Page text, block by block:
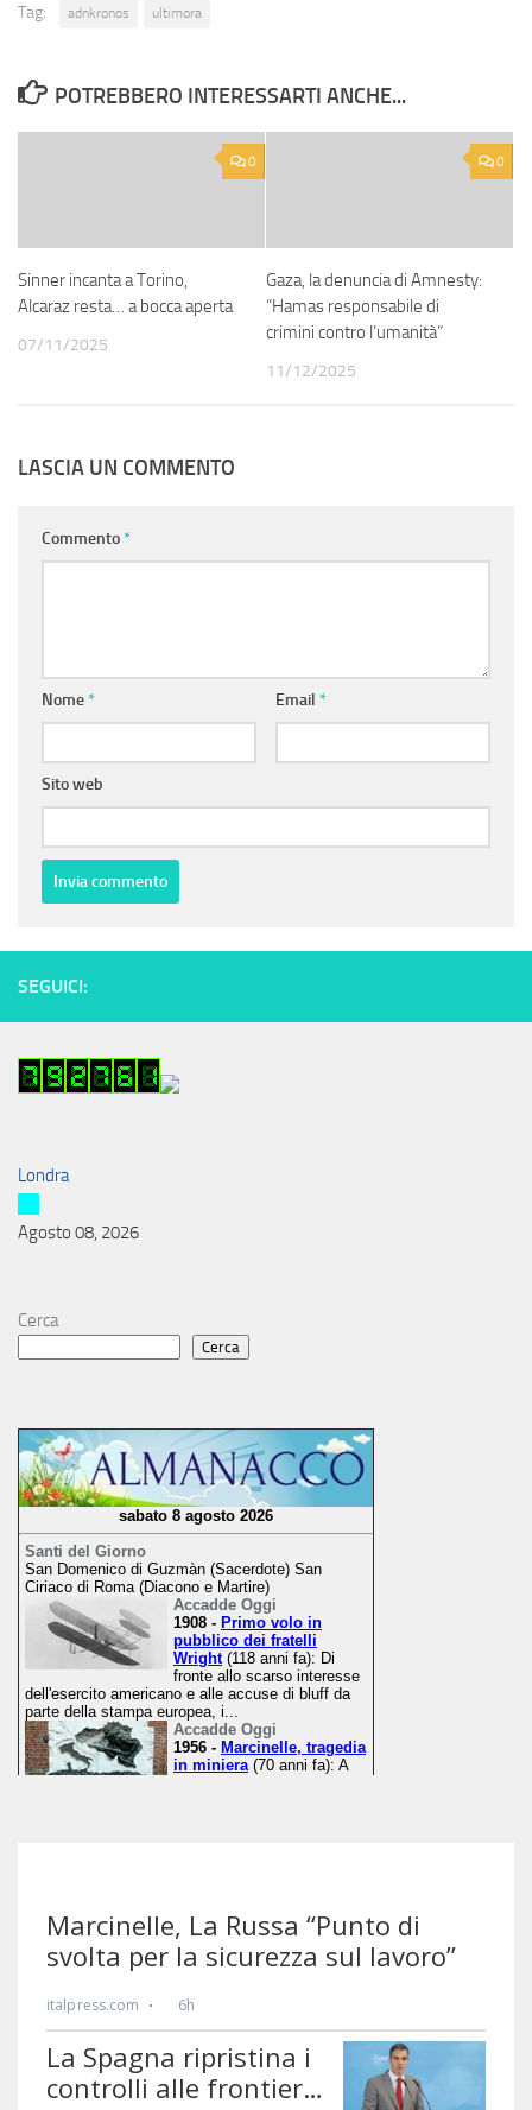
Tag: adnkronos ultimora
POTREBBERO INTERESSARTI ANCHE...
0
Sinner incanta a Torino,
Alcaraz resta… a bocca aperta
07/11/2025
0
Gaza, la denuncia di Amnesty:
“Hamas responsabile di
crimini contro l’umanità”
11/12/2025
LASCIA UN COMMENTO
Commento*
Nome* Email *
Sito web
SEGUICI:
Londra
Agosto 08, 2026
Cerca
Cerca